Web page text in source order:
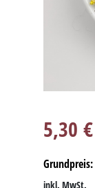
5,30 €
Grundpreis:
inkl. MwSt.